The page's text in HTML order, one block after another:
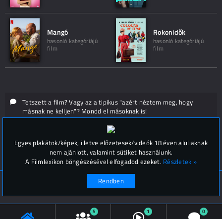
Mangó
hasonló kategóriájú
film
Rokonidők
hasonló kategóriájú
film
Tetszett a film? Vagy az a tipikus "azért néztem meg, hogy
másnak ne kelljen"? Mondd el másoknak is!
Hozzászólások (
5 1 0
© Filmlexikon 2019-2026
Kapcsolat, impresszum
Egyes plakátok/képek, illetve előzetesek/videók 18 éven aluliaknak
nem ajánlott, valamint sütiket használunk.
A Filmlexikon böngészésével elfogadod ezeket. Részletek »
Rendben